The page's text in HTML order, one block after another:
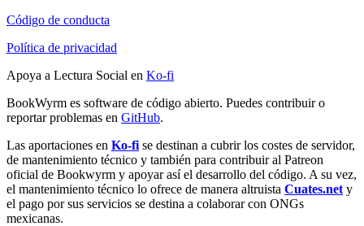
Código de conducta
Política de privacidad
Apoya a Lectura Social en Ko-fi
BookWyrm es software de código abierto. Puedes contribuir o
reportar problemas en GitHub.
Las aportaciones en Ko-fi se destinan a cubrir los costes de servidor,
de mantenimiento técnico y también para contribuir al Patreon
oficial de Bookwyrm y apoyar así el desarrollo del código. A su vez,
el mantenimiento técnico lo ofrece de manera altruista Cuates.net y
el pago por sus servicios se destina a colaborar con ONGs
mexicanas.